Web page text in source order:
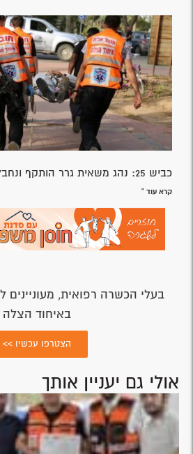
כביש 25: נהג משאית גרר הותקף ונחבל – מצבו בינוני
קרא עוד »
בעלי הכשרה רפואית,
באיחוד הצלה
הצטרפו עכשיו >>
אולי גם יעניין אותך